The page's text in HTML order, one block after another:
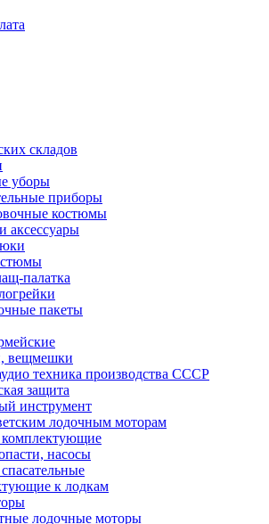
складов
уборы
приборы
костюмы
аксессуары
палатка
пакеты
вещмешки
техника производства СССР
защита
инструмент
лодочным моторам
насосы
к лодкам
лодочные моторы